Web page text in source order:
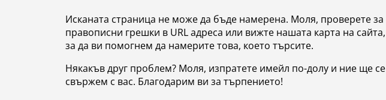
Исканата страница не може да бъде намерена. Моля, проверете за
правописни грешки в URL адреса или вижте нашата карта на сайта,
за да ви помогнем да намерите това, което търсите.
Някакъв друг проблем? Моля, изпратете имейл по-долу и ние ще се
свържем с вас. Благодарим ви за търпението!